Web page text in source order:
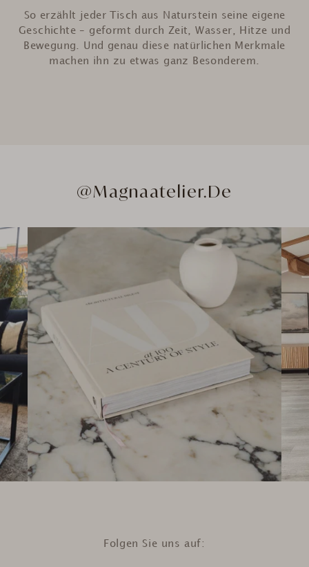
So erzählt jeder Tisch aus Naturstein seine eigene
Geschichte – geformt durch Zeit, Wasser, Hitze und
Bewegung. Und genau diese natürlichen Merkmale
machen ihn zu etwas ganz Besonderem.
@Magnaatelier.de
Folgen Sie uns auf: